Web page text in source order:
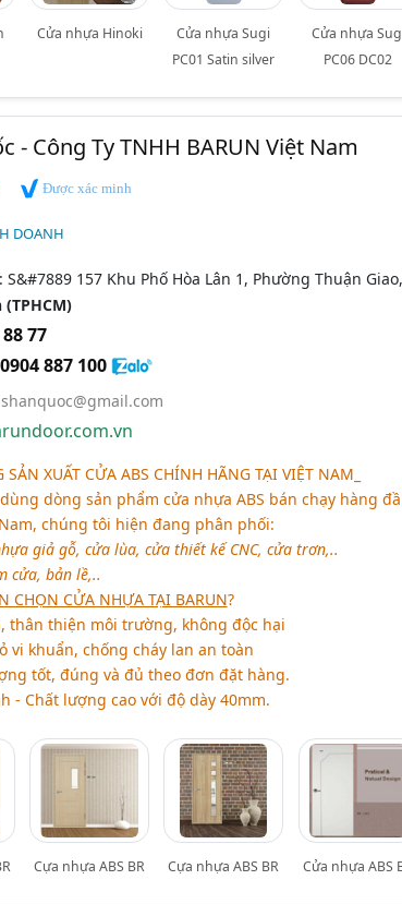
Cửa nhựa Hinoki
Cửa nhựa Sugi
PC01 Satin silver
Cửa nhựa
PC06 DC02
- Công Ty TNHH BARUN Việt Nam
Được xác minh
DOANH
S&#7889 157 Khu Phố Hòa Lân 1, Phường Thuận
77
0904 887 100
XUẤT CỬA ABS CHÍNH HÃNG TẠI VIỆT NAM_
dòng sản phẩm cửa nhựa ABS bán chạy hàng
chúng tôi hiện đang phân phối:
giả gỗ, cửa lùa, cửa thiết kế CNC, cửa trơn,..
cửa, bản lề,..
CHỌN CỬA NHỰA TẠI BARUN?
thân thiện môi trường, không độc hại
vi khuẩn, chống cháy lan an toàn
tốt, đúng và đủ theo đơn đặt hàng.
- Chất lượng cao với độ dày 40mm.
Cựa nhựa ABS BR Cựa nhựa ABS BR Cửa nhựa ABS